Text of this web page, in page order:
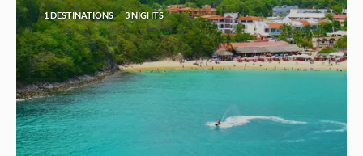
1 DESTINATIONS 3 NIGHTS